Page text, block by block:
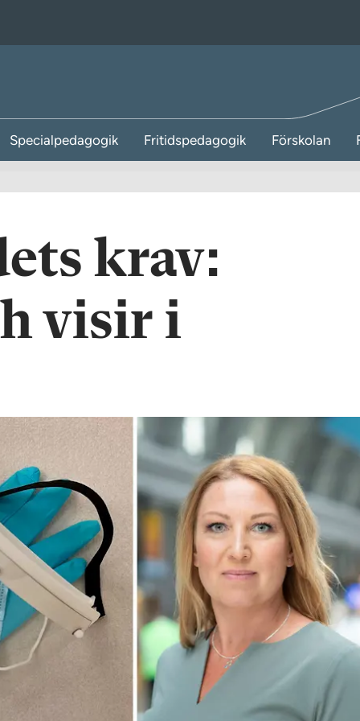
Specialpedagogik Fritidspedagogik Förskolan
krav:
visir i